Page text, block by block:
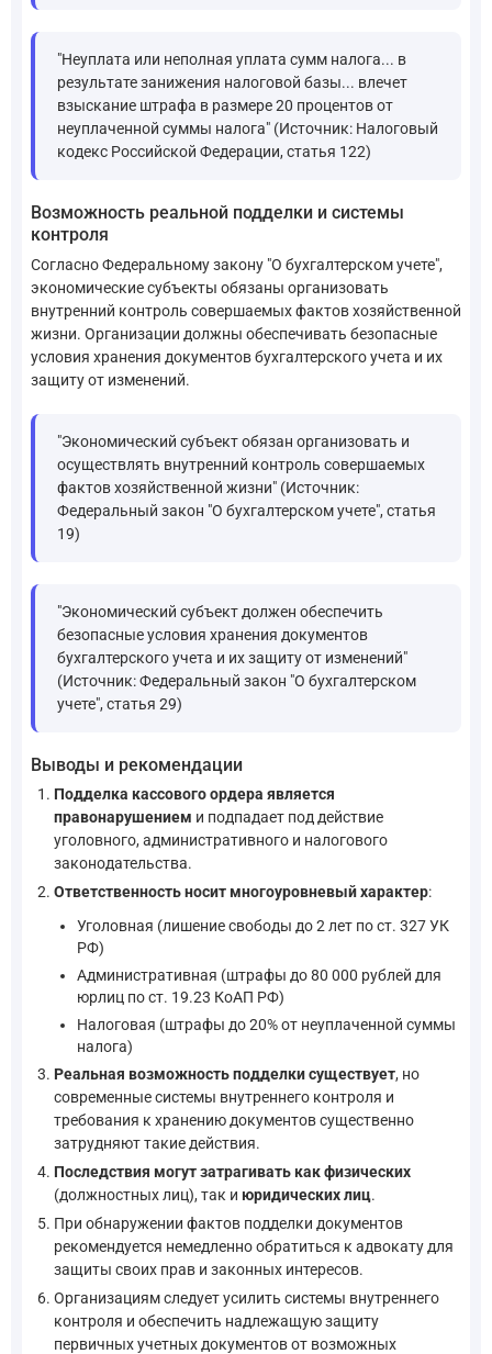
"Неуплата или неполная уплата сумм налога... в
результате занижения налоговой базы... влечет
взыскание штрафа в размере 20 процентов от
неуплаченной суммы налога" (Источник: Налоговый
кодекс Российской Федерации, статья 122)
Возможность реальной подделки и системы
контроля
Согласно Федеральному закону "О бухгалтерском учете",
экономические субъекты обязаны организовать
внутренний контроль совершаемых фактов хозяйственной
жизни. Организации должны обеспечивать безопасные
условия хранения документов бухгалтерского учета и их
защиту от изменений.
"Экономический субъект обязан организовать и
осуществлять внутренний контроль совершаемых
фактов хозяйственной жизни" (Источник:
Федеральный закон "О бухгалтерском учете", статья
19)
"Экономический субъект должен обеспечить
безопасные условия хранения документов
бухгалтерского учета и их защиту от изменений"
(Источник: Федеральный закон "О бухгалтерском
учете", статья 29)
Выводы и рекомендации
Подделка кассового ордера является
правонарушением и подпадает под действие
уголовного, административного и налогового
законодательства.
Ответственность носит многоуровневый характер:
Уголовная (лишение свободы до 2 лет по ст. 327 УК
РФ)
Административная (штрафы до 80 000 рублей для
юрлиц по ст. 19.23 КоАП РФ)
Налоговая (штрафы до 20% от неуплаченной суммы
налога)
Реальная возможность подделки существует, но
современные системы внутреннего контроля и
требования к хранению документов существенно
затрудняют такие действия.
Последствия могут затрагивать как физических
(должностных лиц), так и юридических лиц.
При обнаружении фактов подделки документов
рекомендуется немедленно обратиться к адвокату для
защиты своих прав и законных интересов.
Организациям следует усилить системы внутреннего
контроля и обеспечить надлежащую защиту
первичных учетных документов от возможных